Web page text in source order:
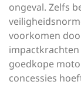
ongeval. Zelfs
voorkomen
goedkope
concessies